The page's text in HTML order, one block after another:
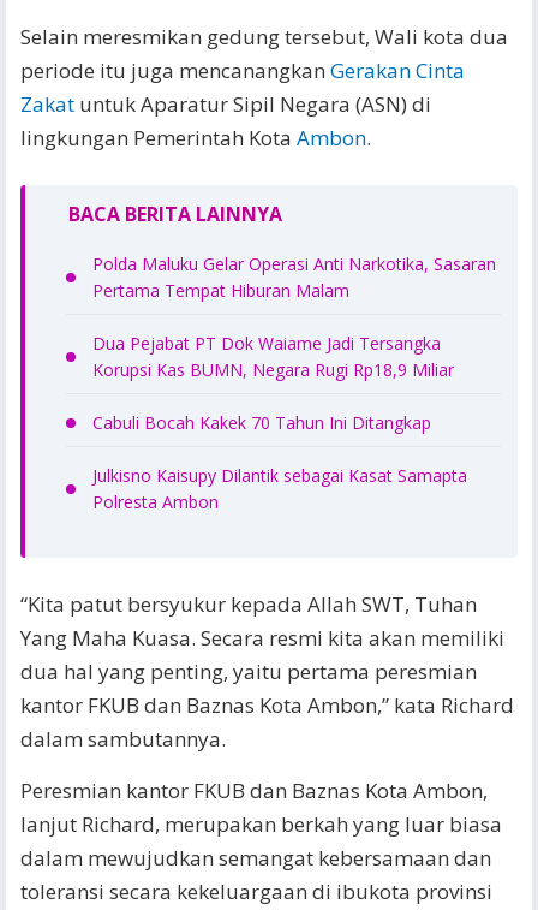
Selain meresmikan gedung tersebut, Wali kota dua
periode itu juga mencanangkan Gerakan Cinta
Zakat untuk Aparatur Sipil Negara (ASN) di
lingkungan Pemerintah Kota Ambon.
BACA BERITA LAINNYA
Polda Maluku Gelar Operasi Anti Narkotika, Sasaran
Pertama Tempat Hiburan Malam
Dua Pejabat PT Dok Waiame Jadi Tersangka
Korupsi Kas BUMN, Negara Rugi Rp18,9 Miliar
Cabuli Bocah Kakek 70 Tahun Ini Ditangkap
Julkisno Kaisupy Dilantik sebagai Kasat Samapta
Polresta Ambon
“Kita patut bersyukur kepada Allah SWT, Tuhan
Yang Maha Kuasa. Secara resmi kita akan memiliki
dua hal yang penting, yaitu pertama peresmian
kantor FKUB dan Baznas Kota Ambon,” kata Richard
dalam sambutannya.
Peresmian kantor FKUB dan Baznas Kota Ambon,
lanjut Richard, merupakan berkah yang luar biasa
dalam mewujudkan semangat kebersamaan dan
toleransi secara kekeluargaan di ibukota provinsi